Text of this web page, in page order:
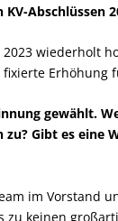
Abschlüssen
wiederholt
Erhöhung
gewählt.
Gibt es eine
im Vorstand
zu keinen